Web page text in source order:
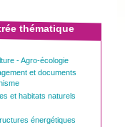
thématique
- Agro-écologie
et documents
et habitats naturels
énergétiques